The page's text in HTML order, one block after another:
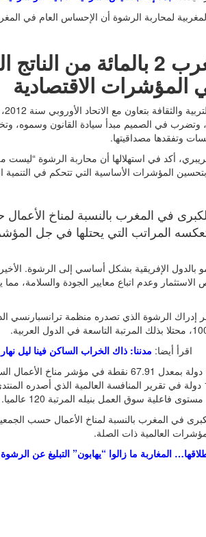
لمحاربة الرشوة أن الإحساس العام في
الرشوة تكلف المغرب 2 بالمائة
الاقتصادية
وتضرب في الصميم مبدأ سيادة القانون وسموه،
وتفقدها مصداقيتها.
أكد في استهلالها أن محاربة الرشوة
المؤشرات الأساسية التي تتحكم في التنمية
في المغرب بالنسبة لمناخ
المراتب التي يحتلها في جل
وعدم اتباع معايير الجودة والسلامة،
اقرأ أيضا: مدننا: ذاك الخراب الساكن فينا ليل نهار
بجانب ذلك، تبوأ المرتبة 69 ضمن 190 دولة بمعدل 67.91
سوق العمل بنيله المرتبة 120 عالميا.
في المغرب بالنسبة لمناخ الأعمال حسب
العالمية ذات الصلة.
المغاربة ما زالوا “يهابون” التبليغ عن